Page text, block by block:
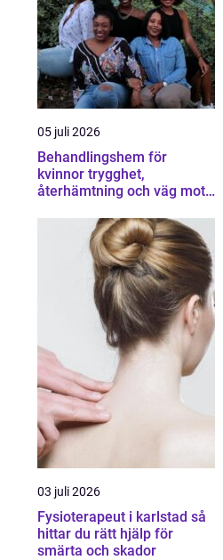
05 juli 2026
Behandlingshem för
kvinnor trygghet,
återhämtning och väg mot
03 juli 2026
Fysioterapeut i karlstad så
hittar du rätt hjälp för
smärta och skador